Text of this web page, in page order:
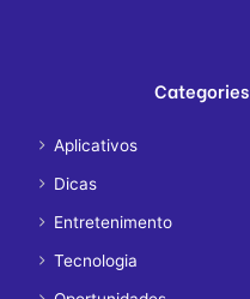
Categories
Aplicativos
Dicas
Entretenimento
Tecnologia